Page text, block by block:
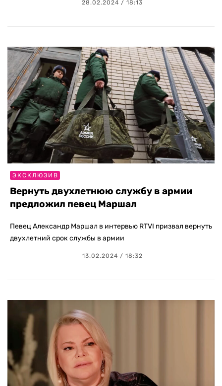
28.02.2024 / 18:13
ЭКСКЛЮЗИВ
Вернуть двухлетнюю службу в армии
предложил певец Маршал
Певец Александр Маршал в интервью RTVI призвал вернуть
двухлетний срок службы в армии
13.02.2024 / 18:32